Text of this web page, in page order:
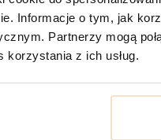
Informacje o tym, jak
Partnerzy mogą
korzystania z ich usług.
zamówienie za pomocą
niż polski złoty?